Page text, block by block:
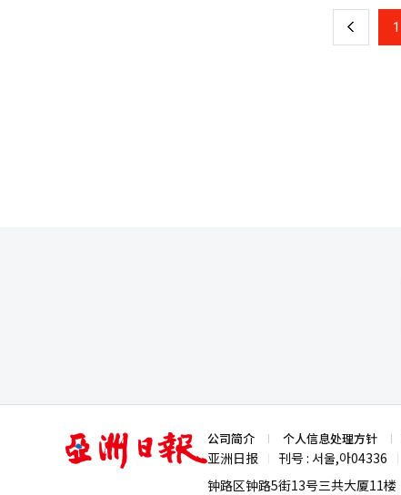
合组织（APEC）主席后，
际地位和角色的信任与期待。
烈意愿，并表示将考虑为朝鲜
供应链韧性增强等实际合作方
意义。 各国领导人讨论了包括
的伙伴关系、实现平衡的经济
上 1
亚
洲
日
公司简介 个人信息处理方针
亚洲日报 刊号 : 서울,아04336
钟路区钟路5街13号三共大厦11楼